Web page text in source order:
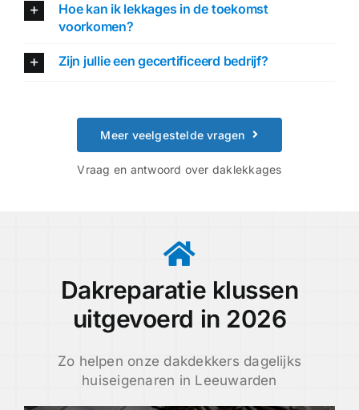
Hoe kan ik lekkages in de toekomst
voorkomen?
Zijn jullie een gecertificeerd bedrijf?
Meer veelgestelde vragen
Vraag en antwoord over daklekkages
Dakreparatie klussen
uitgevoerd in 2026
Zo helpen onze dakdekkers dagelijks
huiseigenaren in Leeuwarden